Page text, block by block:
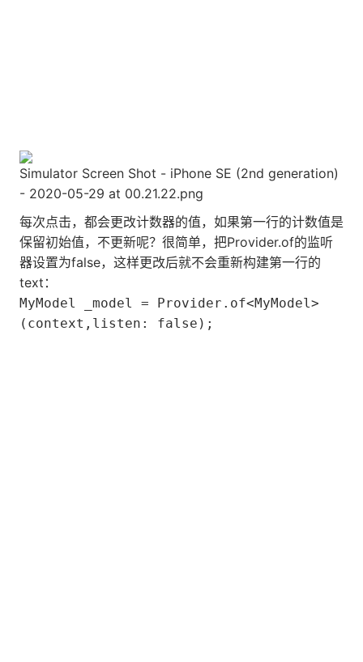
Simulator Screen Shot - iPhone SE (2nd generation)
- 2020-05-29 at 00.21.22.png
每次点击，都会更改计数器的值，如果第一行的计数值是
保留初始值，不更新呢？很简单，把Provider.of的监听
器设置为false，这样更改后就不会重新构建第一行的
text：
MyModel _model = Provider.of<MyModel>
(context,listen: false);